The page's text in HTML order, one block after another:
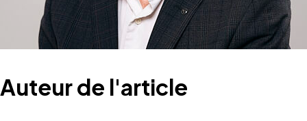
Auteur de l'article